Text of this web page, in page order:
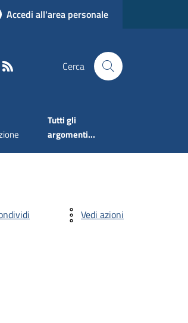
Accedi all'area personale
Cerca
Tutti gli
argomenti...
Vedi azioni